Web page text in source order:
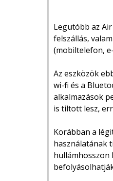
Legutóbb az
felszállás,
(mobiltelefon,
Az eszközök
wi-fi és a
alkalmazások
is tiltott lesz,
Korábban a
használatának
hullámhosszon